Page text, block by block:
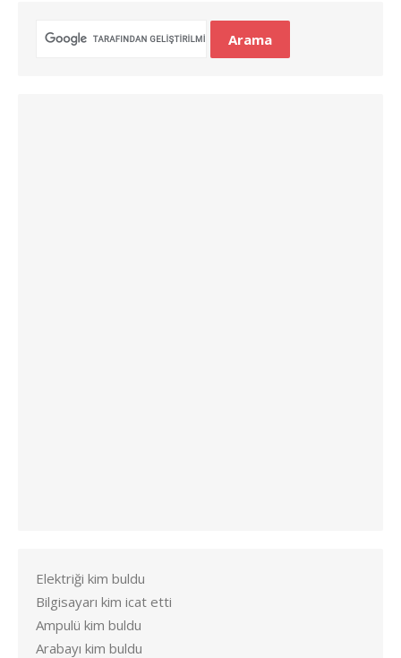
Elektriği kim buldu
Bilgisayarı kim icat etti
Ampulü kim buldu
Arabayı kim buldu